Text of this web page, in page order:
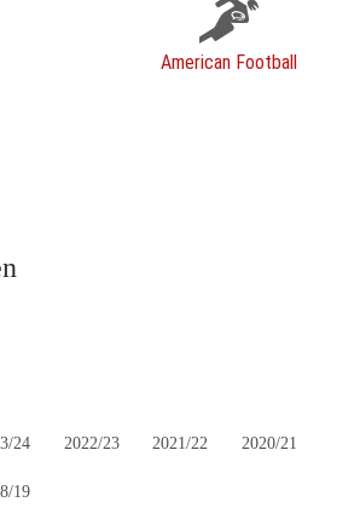
American Football
24 2022/23 2021/22 2020/21
19